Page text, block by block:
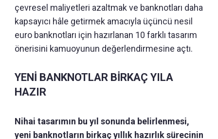
çevresel maliyetleri azaltmak ve banknotları daha
kapsayıcı hâle getirmek amacıyla üçüncü nesil
euro banknotları için hazırlanan 10 farklı tasarım
önerisini kamuoyunun değerlendirmesine açtı.
YENİ BANKNOTLAR BİRKAÇ YILA
HAZIR
Nihai tasarımın bu yıl sonunda belirlenmesi,
yeni banknotların birkaç yıllık hazırlık sürecinin